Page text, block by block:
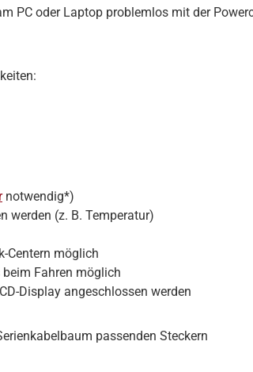
PC oder Laptop problemlos mit der
notwendig*)
werden (z. B. Temperatur)
Centern möglich
Fahren möglich
Display angeschlossen werden
passenden Steckern